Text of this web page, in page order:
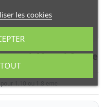
pour 1.10 ou 1.8 eme
les cookies